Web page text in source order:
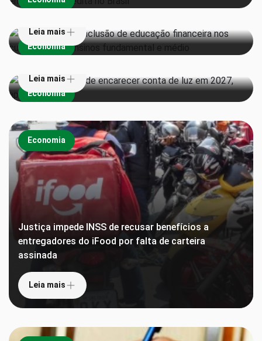
Economia
Leia mais
Economia
Super El Niño pode encarecer conta de luz em 2027,
aponta estudo
Leia mais
Economia
Justiça impede INSS de recusar benefícios a
entregadores do iFood por falta de carteira
assinada
Leia mais